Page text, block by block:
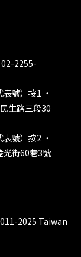
2255-
號）按1 ‧
生路三段30
號）按2 ‧
街60巷3號
2025 Taiwan